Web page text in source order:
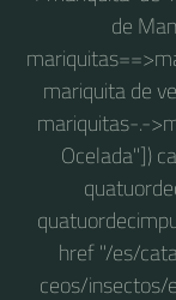
de
mariquita de
mariquitas-.-
Ocelada"])
href "/es/
ceos/